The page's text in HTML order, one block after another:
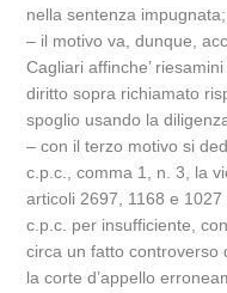
nella sentenza impugnata;
– il motivo va, dunque,
Cagliari affinche’
diritto sopra richiamato
spoglio usando la
– con il terzo motivo si
c.p.c., comma 1, n. 3, la
articoli 2697, 1168 e 1027
c.p.c. per insufficiente,
circa un fatto controverso
la corte d’appello